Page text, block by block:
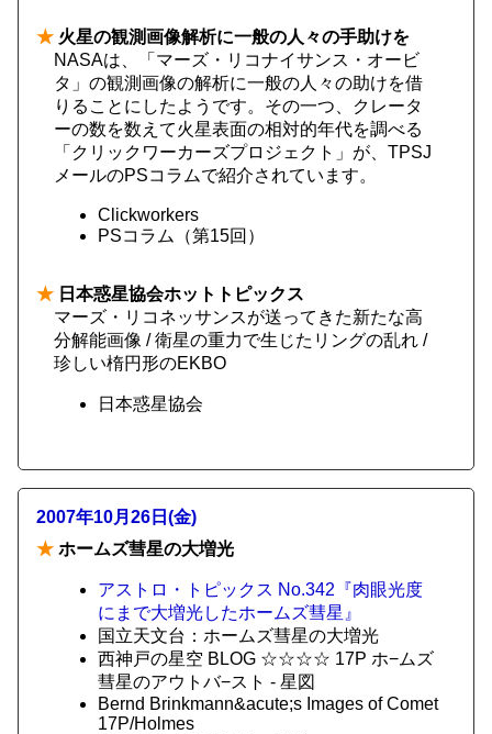
★ 火星の観測画像解析に一般の人々の手助けを
NASAは、「マーズ・リコナイサンス・オービ
タ」の観測画像の解析に一般の人々の助けを借
りることにしたようです。その一つ、クレータ
ーの数を数えて火星表面の相対的年代を調べる
「クリックワーカーズプロジェクト」が、TPSJ
メールのPSコラムで紹介されています。
Clickworkers
PSコラム（第15回）
★ 日本惑星協会ホットトピックス
マーズ・リコネッサンスが送ってきた新たな高
分解能画像 / 衛星の重力で生じたリングの乱れ /
珍しい楕円形のEKBO
日本惑星協会
2007年10月26日(金)
★ ホームズ彗星の大増光
アストロ・トピックス No.342『肉眼光度
にまで大増光したホームズ彗星』
国立天文台：ホームズ彗星の大増光
西神戸の星空 BLOG ☆☆☆☆ 17P ホ−ムズ
彗星のアウトバ−スト - 星図
Bernd Brinkmann&acute;s Images of Comet
17P/Holmes